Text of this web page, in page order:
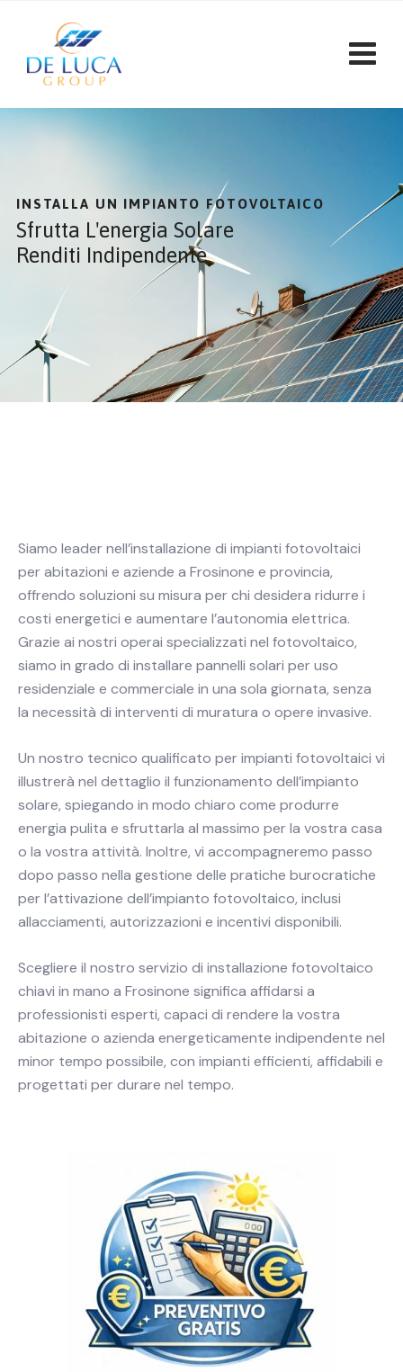
INSTALLA UN IMPIANTO FOTOVOLTAICO
Sfrutta L'energia Solare
Renditi Indipendente
CONTATTACI
Siamo leader nell’installazione di impianti fotovoltaici
per abitazioni e aziende a Frosinone e provincia,
offrendo soluzioni su misura per chi desidera ridurre i
costi energetici e aumentare l’autonomia elettrica.
Grazie ai nostri operai specializzati nel fotovoltaico,
siamo in grado di installare pannelli solari per uso
residenziale e commerciale in una sola giornata, senza
la necessità di interventi di muratura o opere invasive.
Un nostro tecnico qualificato per impianti fotovoltaici vi
illustrerà nel dettaglio il funzionamento dell’impianto
solare, spiegando in modo chiaro come produrre
energia pulita e sfruttarla al massimo per la vostra casa
o la vostra attività. Inoltre, vi accompagneremo passo
dopo passo nella gestione delle pratiche burocratiche
per l’attivazione dell’impianto fotovoltaico, inclusi
allacciamenti, autorizzazioni e incentivi disponibili.
Scegliere il nostro servizio di installazione fotovoltaico
chiavi in mano a Frosinone significa affidarsi a
professionisti esperti, capaci di rendere la vostra
abitazione o azienda energeticamente indipendente nel
minor tempo possibile, con impianti efficienti, affidabili e
progettati per durare nel tempo.